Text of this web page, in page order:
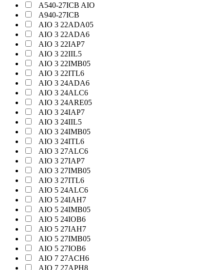
A540-27ICB AIO
A940-27ICB
AIO 3 22ADA05
AIO 3 22ADA6
AIO 3 22IAP7
AIO 3 22IIL5
AIO 3 22IMB05
AIO 3 22ITL6
AIO 3 24ADA6
AIO 3 24ALC6
AIO 3 24ARE05
AIO 3 24IAP7
AIO 3 24IIL5
AIO 3 24IMB05
AIO 3 24ITL6
AIO 3 27ALC6
AIO 3 27IAP7
AIO 3 27IMB05
AIO 3 27ITL6
AIO 5 24ALC6
AIO 5 24IAH7
AIO 5 24IMB05
AIO 5 24IOB6
AIO 5 27IAH7
AIO 5 27IMB05
AIO 5 27IOB6
AIO 7 27ACH6
AIO 7 27APH8